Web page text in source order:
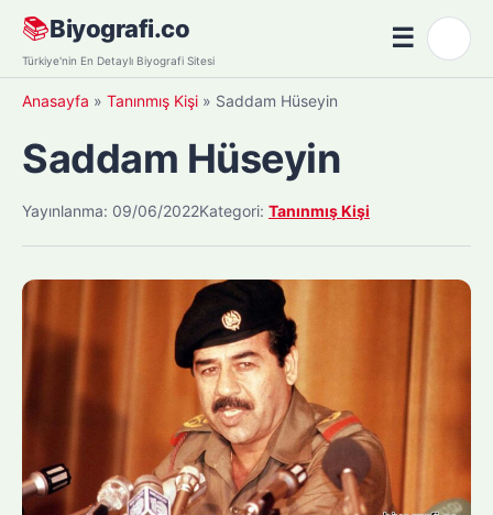
Skip
content
📚Biyografi.co
Türkiye'nin En Detaylı Biyografi Sitesi
☰Menü
Anasayfa » Tanınmış Kişi » Saddam Hüseyin
Saddam Hüseyin
Yayınlanma: 09/06/2022Kategori: Tanınmış Kişi